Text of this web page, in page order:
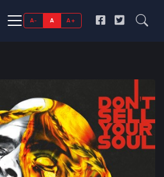
A- A A+